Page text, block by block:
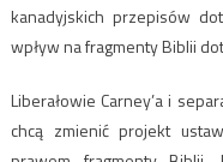
kanadyjskich przepisów
wpływ na fragmenty Biblii
Liberałowie Carney’a i
chcą zmienić projekt